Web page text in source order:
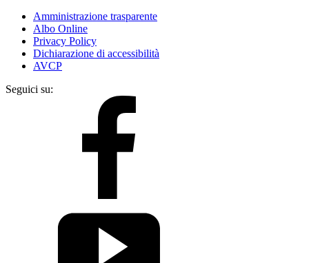
Amministrazione trasparente
Albo Online
Privacy Policy
Dichiarazione di accessibilità
AVCP
Seguici su: